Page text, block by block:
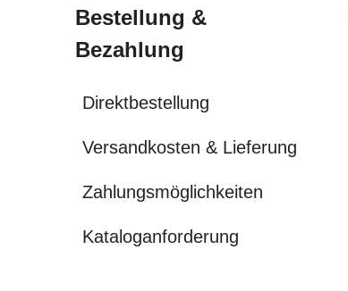
Bestellung &
Bezahlung
Direktbestellung
Versandkosten & Lieferung
Zahlungsmöglichkeiten
Kataloganforderung